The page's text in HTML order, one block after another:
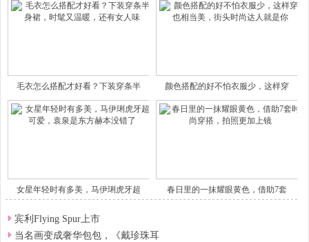
毛衣怎么搭配才好看？下装穿条半 颜色搭配的好不怕衣服少，这样穿
女星年轻时有多美，马伊琍虎牙超 春日里的一抹耀眼黄色，借助7套
宾利Flying Spur上市
当名画变成奢华包包，《戴珍珠耳